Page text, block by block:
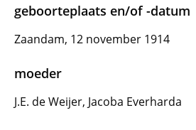
geboorteplaats en/of -datum
Zaandam, 12 november 1914
moeder
J.E. de Weijer, Jacoba Everharda